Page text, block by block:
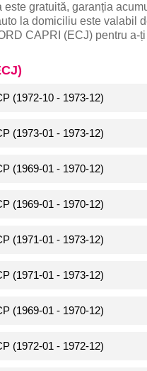
gratuită, garanția
la domiciliu este valabil
CAPRI (ECJ) pentru a-
(1972-10 - 1973-12)
(1973-01 - 1973-12)
(1969-01 - 1970-12)
(1969-01 - 1970-12)
(1971-01 - 1973-12)
(1971-01 - 1973-12)
(1969-01 - 1970-12)
(1972-01 - 1972-12)